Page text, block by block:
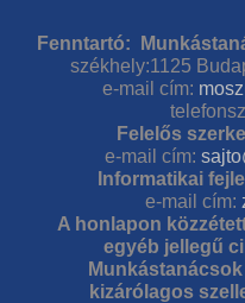
Fenntartó:
székhely:1125
e-mail cím:
Felelős
e-mail cím:
Informatikai
e-mail cím:
A honlapon
egyéb jellegű
kizárólagos